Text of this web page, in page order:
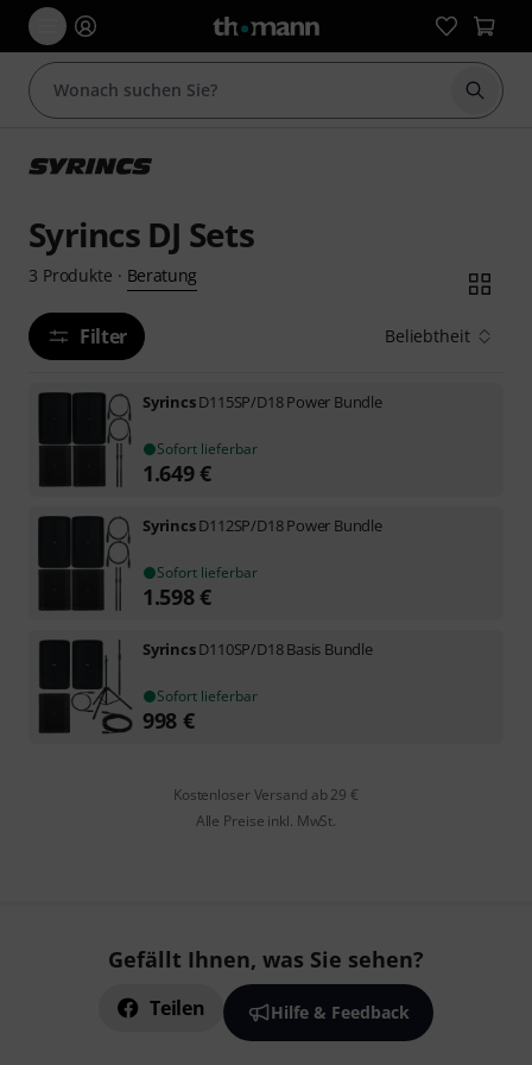
Suche
Syrincs DJ Sets
3 Produkte · Beratung
Filter Beliebtheit
SyrincsD115SP/D18 Power Bundle
Sofort lieferbar
1.649€
SyrincsD112SP/D18 Power Bundle
Sofort lieferbar
1.598€
SyrincsD110SP/D18 Basis Bundle
Sofort lieferbar
998 €
Kostenloser Versand ab 29 €
Alle Preise inkl. MwSt.
Gefällt Ihnen, was Sie sehen?
Teilen Hilfe & Feedback